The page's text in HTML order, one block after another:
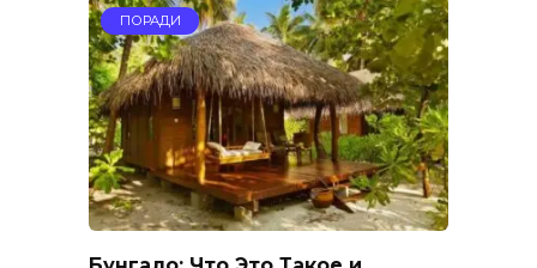
ПОРАДИ